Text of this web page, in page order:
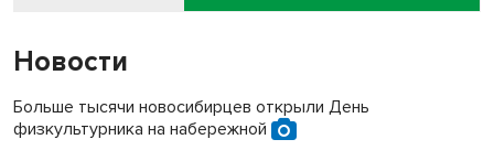
Новости
Больше тысячи новосибирцев открыли День
физкультурника на набережной